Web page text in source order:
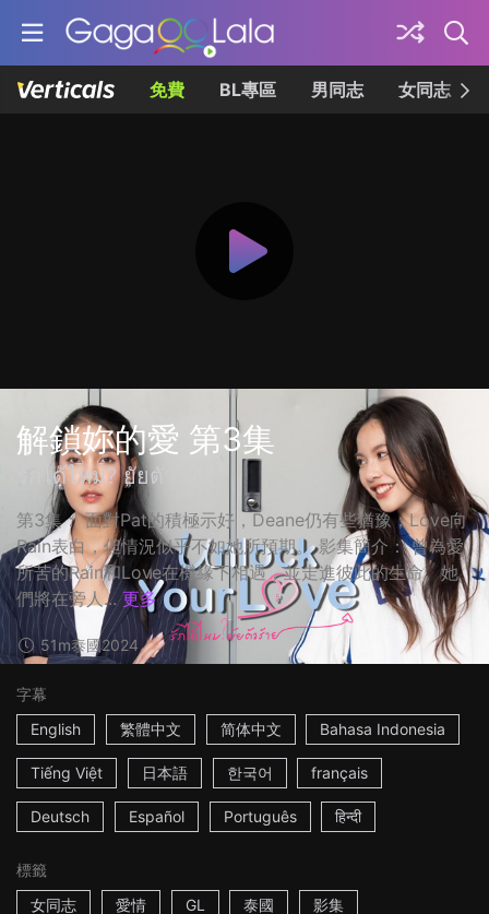
免費 BL專區 男同志 女同志
解鎖妳的愛 第3集
รักได้ไหม? ยัยตัวร้าย
第3集： 面對Pat的積極示好，Deane仍有些猶豫；Love向
Rain表白，但情況似乎不如她所預期。 影集簡介： 曾為愛
所苦的Rain和Love在機緣下相遇，並走進彼此的生命。她
們將在旁人... 更多
51m泰國2024
字幕
English
繁體中文 简体中文 Bahasa Indonesia
Tiếng Việt 日本語 한국어 français
Deutsch Español Português हिन्दी
標籤
女同志
愛情 GL 泰國 影集